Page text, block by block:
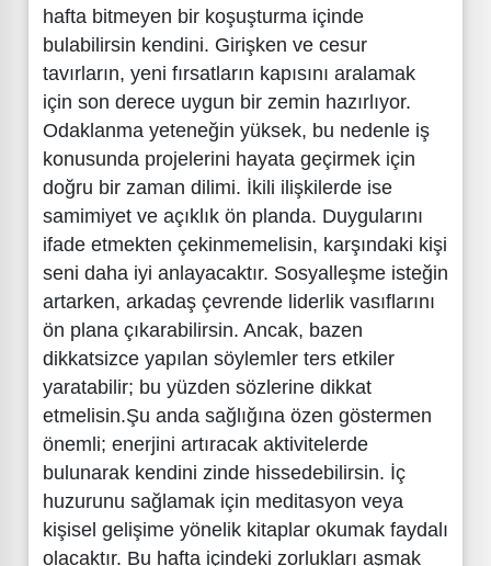
hafta bitmeyen bir koşuşturma içinde
bulabilirsin kendini. Girişken ve cesur
tavırların, yeni fırsatların kapısını aralamak
için son derece uygun bir zemin hazırlıyor.
Odaklanma yeteneğin yüksek, bu nedenle iş
konusunda projelerini hayata geçirmek için
doğru bir zaman dilimi. İkili ilişkilerde ise
samimiyet ve açıklık ön planda. Duygularını
ifade etmekten çekinmemelisin, karşındaki kişi
seni daha iyi anlayacaktır. Sosyalleşme isteğin
artarken, arkadaş çevrende liderlik vasıflarını
ön plana çıkarabilirsin. Ancak, bazen
dikkatsizce yapılan söylemler ters etkiler
yaratabilir; bu yüzden sözlerine dikkat
etmelisin.Şu anda sağlığına özen göstermen
önemli; enerjini artıracak aktivitelerde
bulunarak kendini zinde hissedebilirsin. İç
huzurunu sağlamak için meditasyon veya
kişisel gelişime yönelik kitaplar okumak faydalı
olacaktır. Bu hafta içindeki zorlukları aşmak